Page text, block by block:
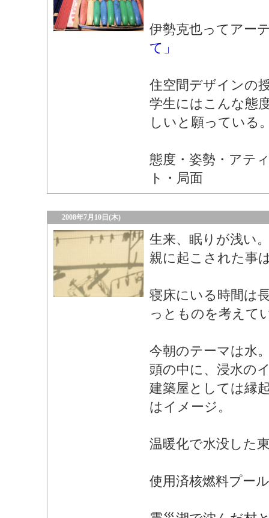
伊勢克也ってアー
て」
住空間デザインの
学生にはこんな態
しいと願っている
態度・姿勢・アテ
ト・局面
2008年7月10日(木)
生来、眠りが浅い
親に起こされた事
寝床にいる時間は
っとものを考えて
今朝のテーマは水
頭の中に、浸水の
建築屋としては縁
はイメージ。
温暖化で水没した
使用済核燃料プー